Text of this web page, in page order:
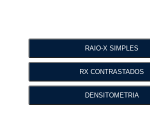
RAIO-X SIMPLES
RX CONTRASTADOS
DENSITOMETRIA